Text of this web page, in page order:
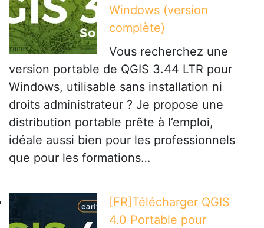
Windows (version
complète)
Vous recherchez une
version portable de QGIS 3.44 LTR pour
Windows, utilisable sans installation ni
droits administrateur ? Je propose une
distribution portable prête à l’emploi,
idéale aussi bien pour les professionnels
que pour les formations…
[FR]Télécharger QGIS
4.0 Portable pour